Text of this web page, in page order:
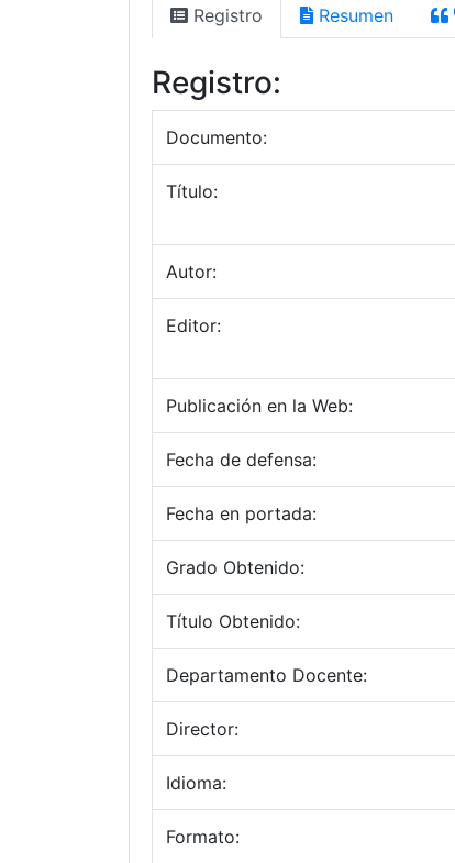
Registro Resumen
Registro:
Documento:
Título:
Autor:
Editor:
Publicación en la Web:
Fecha de defensa:
Fecha en portada:
Grado Obtenido:
Título Obtenido:
Departamento Docente:
Director:
Idioma:
Formato: